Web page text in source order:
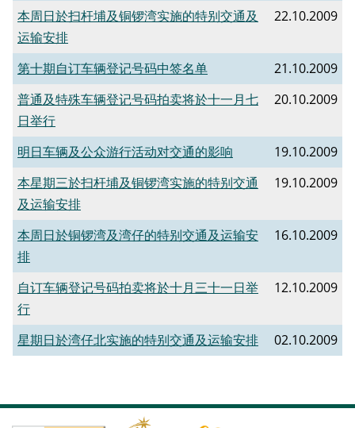
本周日於扫杆埔及铜锣湾实施的特别交通及
运输安排
22.10.2009
第十期自订车辆登记号码中签名单
21.10.2009
普通及特殊车辆登记号码拍卖将於十一月七
日举行
20.10.2009
明日车辆及公众游行活动对交通的影响
19.10.2009
本星期三於扫杆埔及铜锣湾实施的特别交通
及运输安排
19.10.2009
本周日於铜锣湾及湾仔的特别交通及运输安
排
16.10.2009
自订车辆登记号码拍卖将於十月三十一日举
行
12.10.2009
星期日於湾仔北实施的特别交通及运输安排 02.10.2009